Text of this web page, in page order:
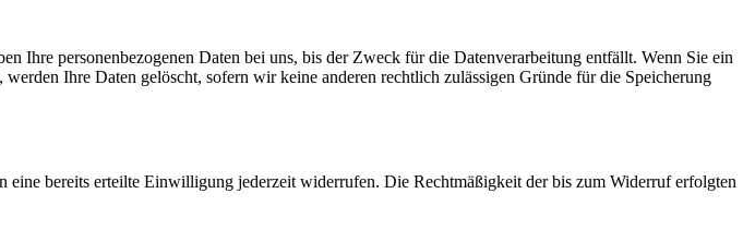
Ihre personenbezogenen Daten bei uns, bis der Zweck für die Datenverarbeitung entfällt. Wenn Sie ein
Ihre Daten gelöscht, sofern wir keine anderen rechtlich zulässigen Gründe für die Speicherung
bereits erteilte Einwilligung jederzeit widerrufen. Die Rechtmäßigkeit der bis zum Widerruf erfolgten